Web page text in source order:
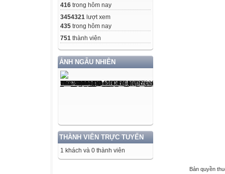
416 trong hôm nay
3454321 lượt xem
435 trong hôm nay
751 thành viên
ẢNH NGẪU NHIÊN
THÀNH VIÊN TRỰC TUYẾN
1 khách và 0 thành viên
Bản quyền